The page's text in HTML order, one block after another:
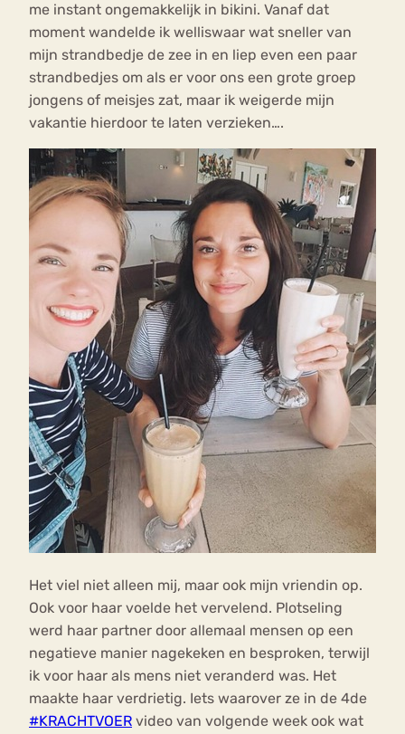
me instant ongemakkelijk in bikini. Vanaf dat
moment wandelde ik welliswaar wat sneller van
mijn strandbedje de zee in en liep even een paar
strandbedjes om als er voor ons een grote groep
jongens of meisjes zat, maar ik weigerde mijn
vakantie hierdoor te laten verzieken….
Het viel niet alleen mij, maar ook mijn vriendin op.
Ook voor haar voelde het vervelend. Plotseling
werd haar partner door allemaal mensen op een
negatieve manier nagekeken en besproken, terwijl
ik voor haar als mens niet veranderd was. Het
maakte haar verdrietig. Iets waarover ze in de 4de
#KRACHTVOER video van volgende week ook wat